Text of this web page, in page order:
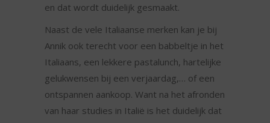
en dat wordt duidelijk gesmaakt.
Naast de vele Italiaanse merken kan je bij
Annik ook terecht voor een babbeltje in het
Italiaans, een lekkere pastalunch, hartelijke
gelukwensen bij een verjaardag,… of een
ontspannen aankoop. Want na het afronden
van haar studies in Italië is het duidelijk dat